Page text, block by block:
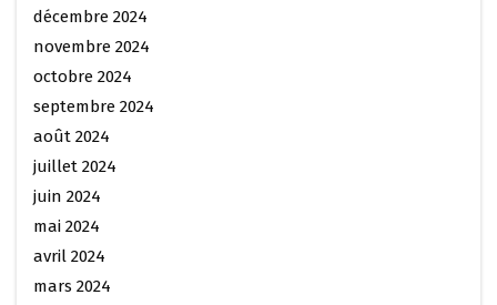
décembre 2024
novembre 2024
octobre 2024
septembre 2024
août 2024
juillet 2024
juin 2024
mai 2024
avril 2024
mars 2024